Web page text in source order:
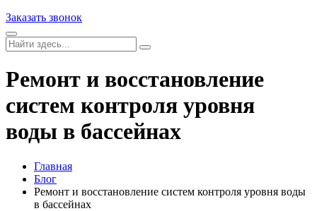
Заказать звонок
Ремонт и восстановление
систем контроля уровня
воды в бассейнах
Главная
Блог
Ремонт и восстановление систем контроля уровня воды
в бассейнах